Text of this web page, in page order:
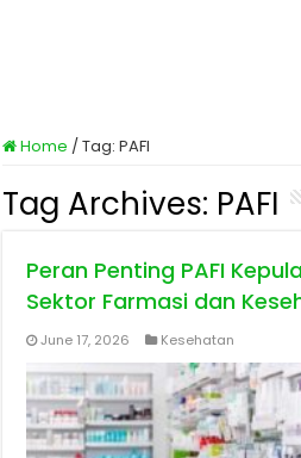
Home /Tag:PAFI
Tag Archives: PAFI
Peran Penting PAFI
Sektor Farmasi dan
June 17, 2026 Kesehatan